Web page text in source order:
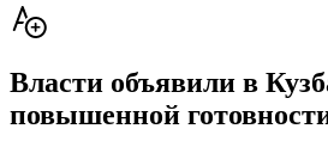
Власти объявили в
повышенной